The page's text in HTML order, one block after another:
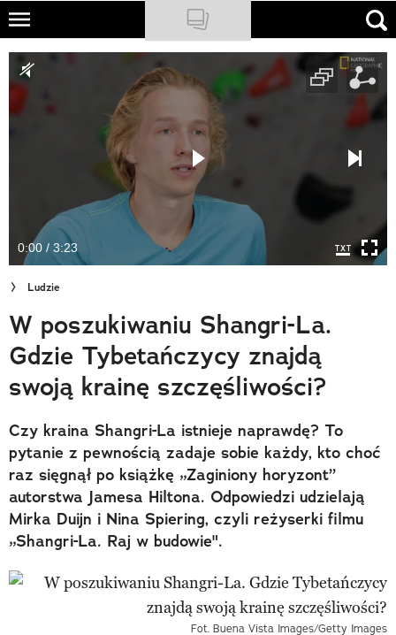
Skip
main
NATIONAL GEOGRAPHIC
Newsletter
Cuda Polski
Wielki Konkurs Fotograficzny
Trendbook Podróżniczy
Polecane
0:00 / 3:23
Ludzie
W poszukiwaniu Shangri-La.
Gdzie Tybetańczycy znajdą
swoją krainę szczęśliwości?
Czy kraina Shangri-La istnieje naprawdę? To
pytanie z pewnością zadaje sobie każdy, kto choć
raz sięgnął po książkę „Zaginiony horyzont”
autorstwa Jamesa Hiltona. Odpowiedzi udzielają
Mirka Duijn i Nina Spiering, czyli reżyserki filmu
„Shangri-La. Raj w budowie".
Fot. Buena Vista Images/Getty Images